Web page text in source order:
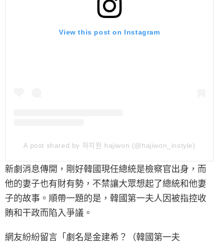
View this post on Instagram
A post shared by 하지원 hajiwon (@hajiwon_instyle)
新劇消息傳開，剛好韓國現任總統是檢察官出身，而
他的妻子也有財有勢，不禁讓大眾想起了總統和他妻
子的故事。順帶一題的是，韓國第一夫人因被指控收
賄和干政而陷入爭議。
網友紛紛留言「劇名是金建希？（韓國第一夫